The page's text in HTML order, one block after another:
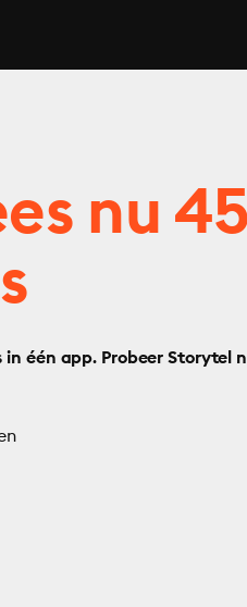
nu 45
één app. Probeer Storytel